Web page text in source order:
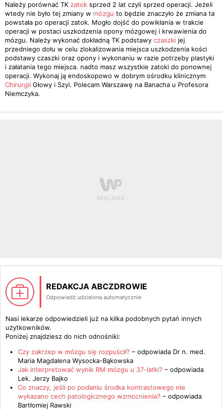
Należy porównać TK zatok sprzed 2 lat czyli sprzed operacji. Jeżeli
wtedy nie było tej zmiany w mózgu to będzie znaczyło że zmiana ta
powstała po operacji zatok. Mogło dojść do powikłania w trakcie
operacji w postaci uszkodzenia opony mózgowej i krwawienia do
mózgu. Należy wykonać dokładną TK podstawy czaszki jej
przedniego dołu w celu zlokalizowania miejsca uszkodzenia kości
podstawy czaszki oraz opony i wykonaniu w razie potrzeby plastyki
i załatania tego miejsca. nadto masz wszystkie zatoki do ponownej
operacji. Wykonaj ją endoskopowo w dobrym ośrodku klinicznym
Chirurgii Głowy i Szyi. Polecam Warszawę na Banacha u Profesora
Niemczyka.
REDAKCJA ABCZDROWIE
Odpowiedź udzielona automatycznie
Nasi lekarze odpowiedzieli już na kilka podobnych pytań innych
użytkowników.
Poniżej znajdziesz do nich odnośniki:
Czy zakrzep w mózgu się rozpuścił? – odpowiada Dr n. med.
Maria Magdalena Wysocka-Bąkowska
Jak interpretować wynik RM mózgu u 37-latki? – odpowiada
Lek. Jerzy Bajko
Co znaczy, jeśli po podaniu środka kontrastowego nie
wykazano cech patologicznego wzmocnienia? – odpowiada
Bartłomiej Rawski